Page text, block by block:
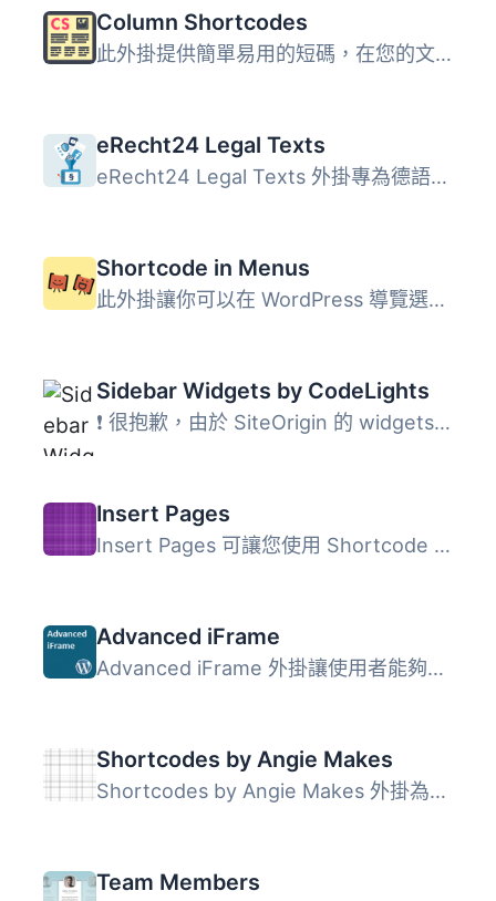
Column Shortcodes
此外掛提供簡單易用的短碼，在您的文章或頁面中輕鬆創建欄位...
eRecht24 Legal Texts
eRecht24 Legal Texts 外掛專為德語市場設計，提供符合德國法...
Shortcode in Menus
此外掛讓你可以在 WordPress 導覽選單中使用簡碼，以便可以動...
Sidebar Widgets by CodeLights
❗ 很抱歉，由於 SiteOrigin 的 widgets API 完全更改，CodeL...
Insert Pages
Insert Pages 可讓您使用 Shortcode API，將任何 WordPress ...
Advanced iFrame
Advanced iFrame 外掛讓使用者能夠在 WordPress 網站中輕鬆嵌...
Shortcodes by Angie Makes
Shortcodes by Angie Makes 外掛為您的 WordPress 主題新增一...
Team Members